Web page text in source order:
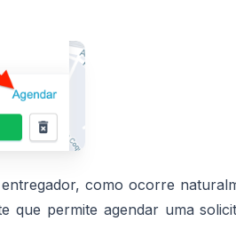
como ocorre
que permite agendar uma